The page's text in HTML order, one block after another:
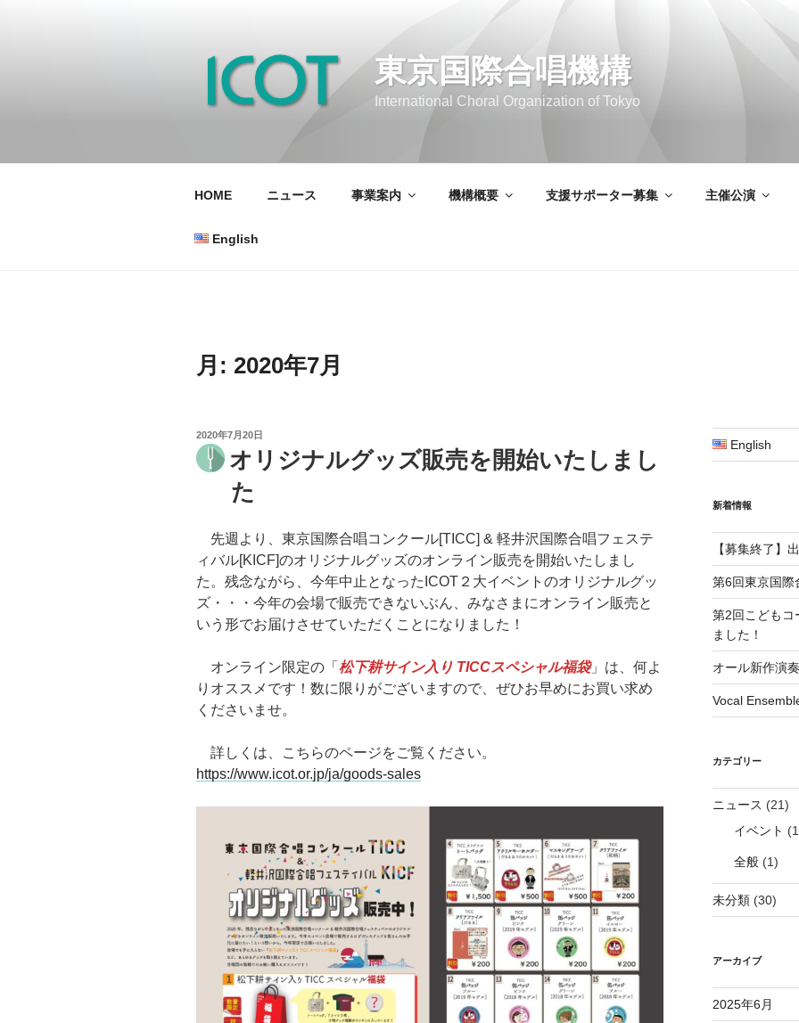
東京国際合唱機構
International Choral Organization of Tokyo
HOME ニュース 事業案内 機構概要 支援サポーター募集 主催公演
English
月: 2020年7月
投
稿
日:
2020年7月20日
オリジナルグッズ販売を開始いたしまし
た
先週より、東京国際合唱コンクール[TICC] & 軽井沢国際合唱フェステ
ィバル[KICF]のオリジナルグッズのオンライン販売を開始いたしまし
た。残念ながら、今年中止となったICOT２大イベントのオリジナルグッ
ズ・・・今年の会場で販売できないぶん、みなさまにオンライン販売と
いう形でお届けさせていただくことになりました！
オンライン限定の「 松下耕サイン入り TICCスペシャル福袋」は、何よ
りオススメです！数に限りがございますので、ぜひお早めにお買い求め
くださいませ。
詳しくは、こちらのページをご覧ください。
https://www.icot.or.jp/ja/goods-sales
English
新着情報
【募集終了】
第6回東京国際
第2回こどもコ
ました！
オール新作演
Vocal
カテゴリー
ニュース (21)
イベント
全般(1)
未分類(30)
アーカイブ
2025年6月